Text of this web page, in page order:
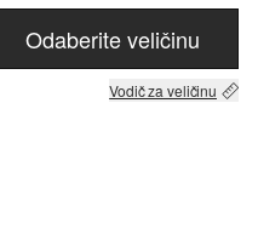
Odaberite veličinu
Vodič za veličinu